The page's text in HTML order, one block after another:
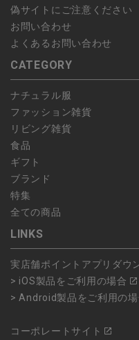
偽サイトにご注意ください
お問い合わせ
よくあるお問い合わせ
CATEGORY
ナチュラル服
ファッション雑貨
リビング雑貨
食品
ギフト
ブランド
特集
全ての商品
LINKS
実店舗ポイントアプリダウ
> iOS製品をご利用の場合
> Android製品をご利用の
コーポレートサイト